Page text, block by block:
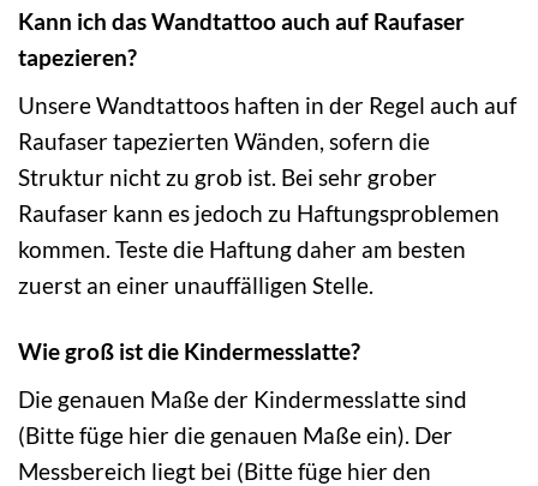
Kann ich das Wandtattoo auch auf Raufaser
tapezieren?
Unsere Wandtattoos haften in der Regel auch auf
Raufaser tapezierten Wänden, sofern die
Struktur nicht zu grob ist. Bei sehr grober
Raufaser kann es jedoch zu Haftungsproblemen
kommen. Teste die Haftung daher am besten
zuerst an einer unauffälligen Stelle.
Wie groß ist die Kindermesslatte?
Die genauen Maße der Kindermesslatte sind
(Bitte füge hier die genauen Maße ein). Der
Messbereich liegt bei (Bitte füge hier den